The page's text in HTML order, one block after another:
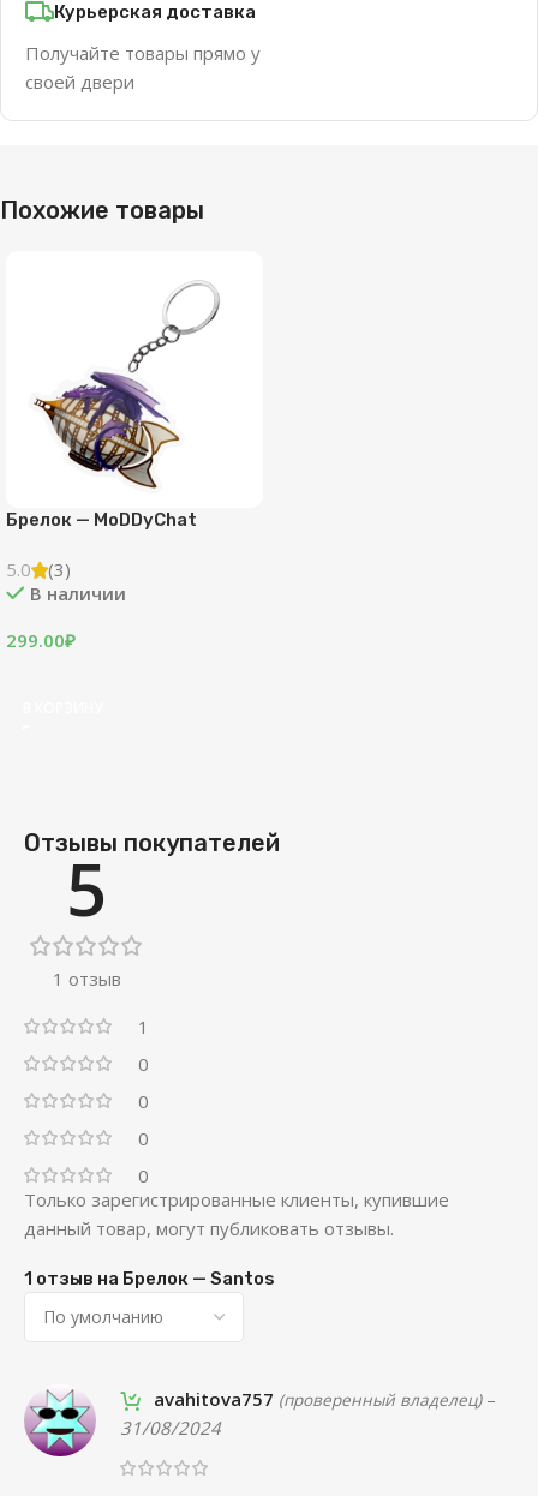
Курьерская доставка
Получайте товары прямо у
своей двери
Похожие товары
Брелок — MoDDyChat
5.0
(3)
В наличии
299.00₽
Отзывы покупателей
5
1 отзыв
1
0
0
0
0
1 отзыв на Брелок — Santos
avahitova757 (проверенный владелец) –
31/08/2024
Только зарегистрированные клиенты, купившие
данный товар, могут публиковать отзывы.